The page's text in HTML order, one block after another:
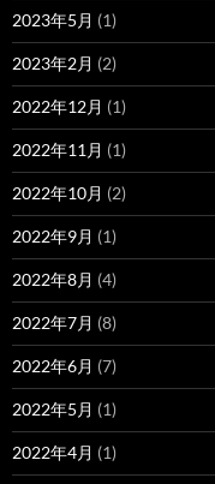
2023年5月 (1)
2023年2月 (2)
2022年12月 (1)
2022年11月 (1)
2022年10月 (2)
2022年9月 (1)
2022年8月 (4)
2022年7月 (8)
2022年6月 (7)
2022年5月 (1)
2022年4月 (1)